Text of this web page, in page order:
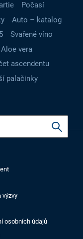
Počasí
Auto – katalog
Svařené víno
Aloe vera
ascendentu
palačinky
výzvy
osobních údajů